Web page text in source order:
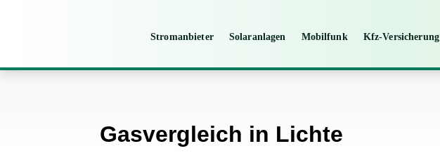
Stromanbieter Solaranlagen Mobilfunk Kfz-Versicherung
Gasvergleich in Lichte